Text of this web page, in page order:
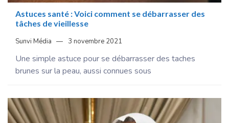
Astuces santé : Voici comment se débarrasser des
tâches de vieillesse
Sunvi Média 3 novembre 2021
Une simple astuce pour se débarrasser des taches
brunes sur la peau, aussi connues sous